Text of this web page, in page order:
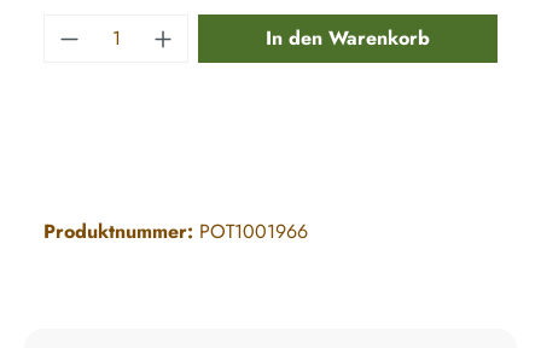
Produkt Anzahl: Gib den gewünschten
In den Warenkorb
Produktnummer: POT1001966